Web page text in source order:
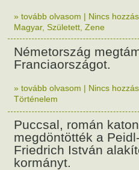
» tovább olvasom | Nincs
Magyar, Született Zene
Németország
Franciaországot.
» tovább olvasom | Nincs
Történelem
Puccsal, román
megdöntötték a
Friedrich István
kormányt.